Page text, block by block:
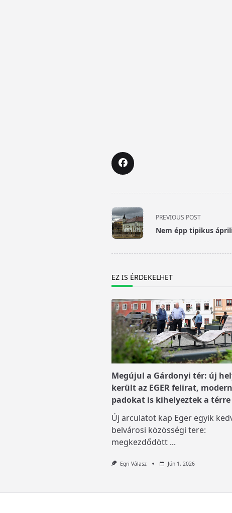
<span
class="nav-
subtitle
text">Page</span>
PREVIOUS POST
Nem épp tipikus
EZ IS ÉRDEKELHET
Megújul a Gárdonyi tér: új
került az EGER felirat, modern
padokat is kihelyeztek a térre
Új arculatot kap Eger egyik
belvárosi közösségi tere:
megkezdődött ...
Egri Válasz Jún 1, 2026